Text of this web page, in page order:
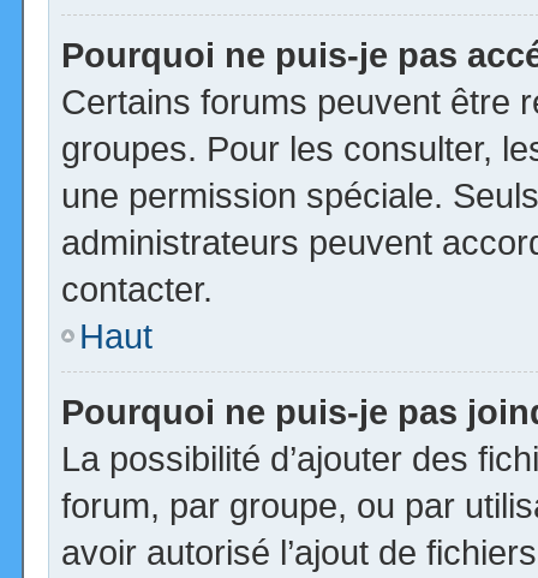
Pourquoi ne puis-je pas
Certains forums peuvent être
groupes. Pour les consulter,
une permission spéciale.
administrateurs peuvent
contacter.
Haut
Pourquoi ne puis-je pas
La possibilité d’ajouter des
forum, par groupe, ou par
avoir autorisé l’ajout de